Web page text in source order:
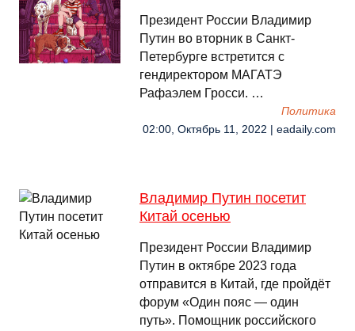
Президент России Владимир
Путин во вторник в Санкт-
Петербурге встретится с
гендиректором МАГАТЭ
Рафаэлем Гросси. …
Политика
02:00, Октябрь 11, 2022 | eadaily.com
Владимир Путин посетит
Китай осенью
Президент России Владимир
Путин в октябре 2023 года
отправится в Китай, где пройдёт
форум «Один пояс — один
путь». Помощник российского